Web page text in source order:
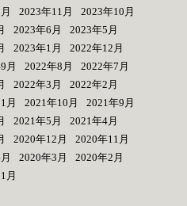
2023年11月
2023年10月
2023年6月
2023年5月
2023年1月
2022年12月
月 2022年8月
2022年7月
2022年3月
2022年2月
月 2021年10月
2021年9月
2021年5月
2021年4月
2020年12月
2020年11月
2020年3月
2020年2月
月